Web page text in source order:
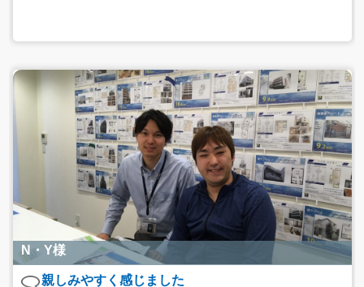
N・Y様
親しみやすく感じました